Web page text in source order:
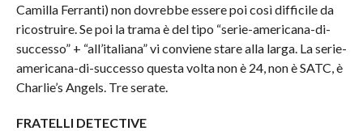
Camilla Ferranti) non dovrebbe essere poi così difficile da
ricostruire. Se poi la trama è del tipo “serie-americana-di-
successo” + “all’italiana” vi conviene stare alla larga. La serie-
americana-di-successo questa volta non è 24, non è SATC, è
Charlie’s Angels. Tre serate.
FRATELLI DETECTIVE